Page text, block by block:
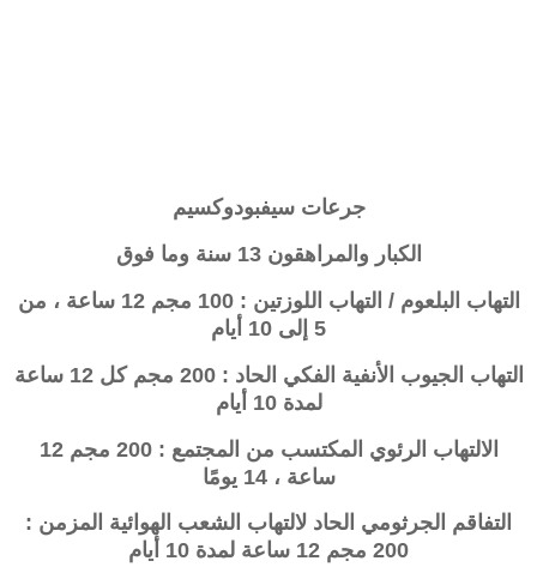
جرعاتسيفبودوكسيم
الكبار والمراهقون 13 سنة وما فوق
التهاب البلعوم / التهاب اللوزتين : 100 مجم 12 ساعة ، من
5 إلى 10 أيام
التهاب الجيوب الأنفية الفكي الحاد : 200 مجم كل 12 ساعة
لمدة 10 أيام
الالتهاب الرئوي المكتسب من المجتمع : 200 مجم 12
ساعة ، 14 يومًا
التفاقم الجرثومي الحاد لالتهاب الشعب الهوائية المزمن :
200 مجم 12 ساعة لمدة 10 أيام